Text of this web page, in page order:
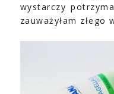
wystarczy
zauważyłam złego